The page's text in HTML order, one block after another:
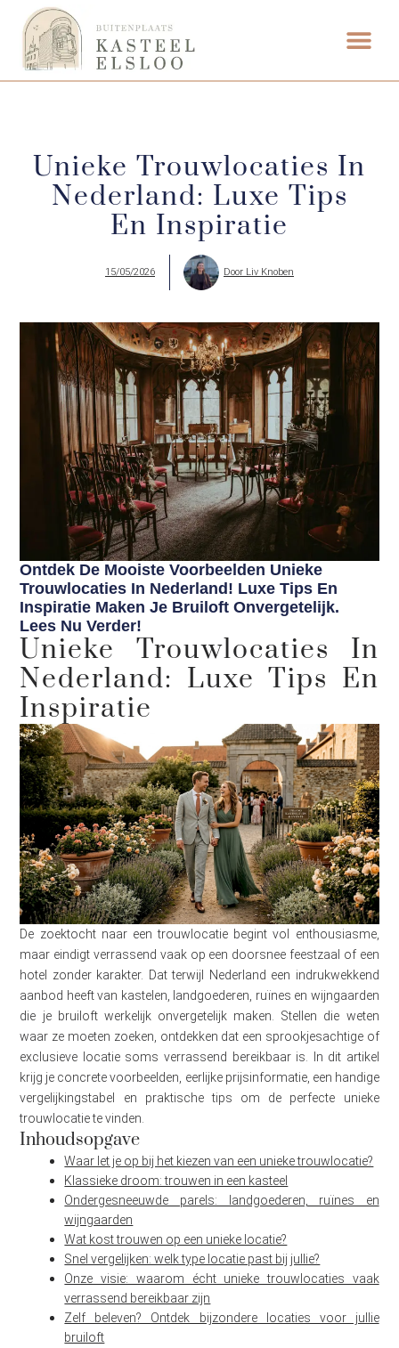
Unieke Trouwlocaties In
Nederland: Luxe Tips
En Inspiratie
15/05/2026 Door Liv Knoben
Ontdek De Mooiste Voorbeelden Unieke
Trouwlocaties In Nederland! Luxe Tips En
Inspiratie Maken Je Bruiloft Onvergetelijk.
Lees Nu Verder!
Unieke Trouwlocaties In
Nederland: Luxe Tips En
Inspiratie
De zoektocht naar een trouwlocatie begint vol enthousiasme,
maar eindigt verrassend vaak op een doorsnee feestzaal of een
hotel zonder karakter. Dat terwijl Nederland een indrukwekkend
aanbod heeft van kastelen, landgoederen, ruïnes en wijngaarden
die je bruiloft werkelijk onvergetelijk maken. Stellen die weten
waar ze moeten zoeken, ontdekken dat een sprookjesachtige of
exclusieve locatie soms verrassend bereikbaar is. In dit artikel
krijg je concrete voorbeelden, eerlijke prijsinformatie, een handige
vergelijkingstabel en praktische tips om de perfecte unieke
trouwlocatie te vinden.
Inhoudsopgave
Waar let je op bij het kiezen van een unieke trouwlocatie?
Klassieke droom: trouwen in een kasteel
Ondergesneeuwde parels: landgoederen, ruïnes en
wijngaarden
Wat kost trouwen op een unieke locatie?
Snel vergelijken: welk type locatie past bij jullie?
Onze visie: waarom écht unieke trouwlocaties vaak
verrassend bereikbaar zijn
Zelf beleven? Ontdek bijzondere locaties voor jullie
bruiloft